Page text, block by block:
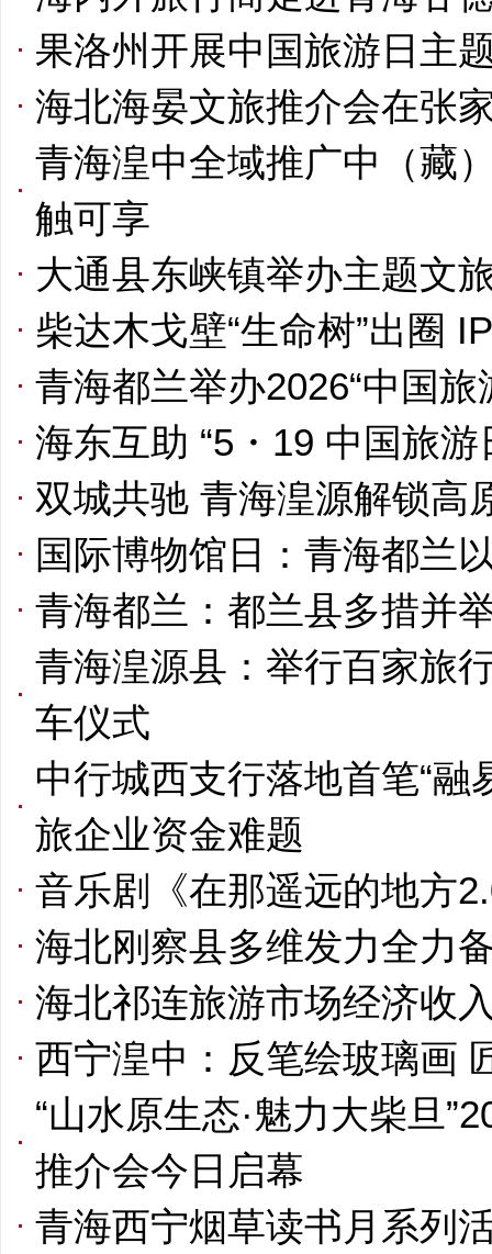
果洛州开展中国旅游日主
海北海晏文旅推介会在张
青海湟中全域推广中（藏
触可享
大通县东峡镇举办主题文
柴达木戈壁“生命树”出圈
青海都兰举办2026“中国
海东互助 “5・19 中国旅
双城共驰 青海湟源解锁高
国际博物馆日：青海都兰
青海都兰：都兰县多措并
青海湟源县：举行百家旅
车仪式
中行城西支行落地首笔“融
旅企业资金难题
音乐剧《在那遥远的地方
海北刚察县多维发力全力
海北祁连旅游市场经济收
西宁湟中：反笔绘玻璃画
“山水原生态·魅力大柴旦
推介会今日启幕
青海西宁烟草读书月系列